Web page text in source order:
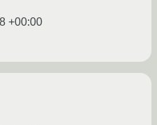
+00:00